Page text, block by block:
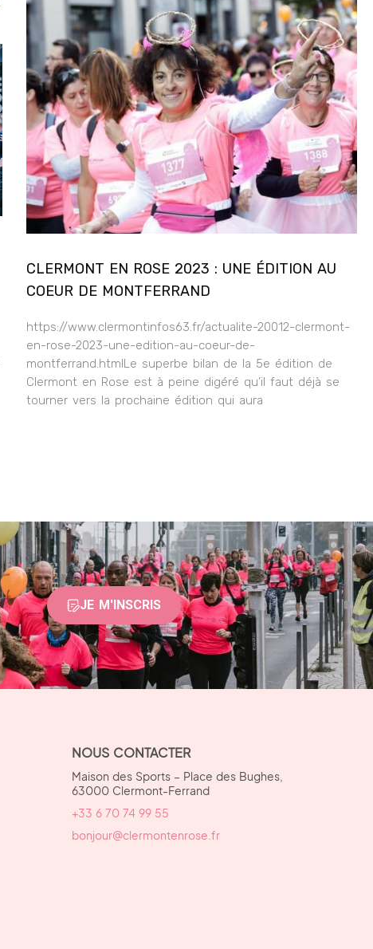
CLERMONT EN ROSE 2023 : UNE ÉDITION AU
COEUR DE MONTFERRAND
https://www.clermontinfos63.fr/actualite-20012-clermont-
en-rose-2023-une-edition-au-coeur-de-
montferrand.htmlLe superbe bilan de la 5e édition de
Clermont en Rose est à peine digéré qu’il faut déjà se
tourner vers la prochaine édition qui aura
JE M'INSCRIS
NOUS CONTACTER
Maison des Sports – Place des Bughes,
63000 Clermont-Ferrand
+33 6 70 74 99 55
bonjour@clermontenrose.fr